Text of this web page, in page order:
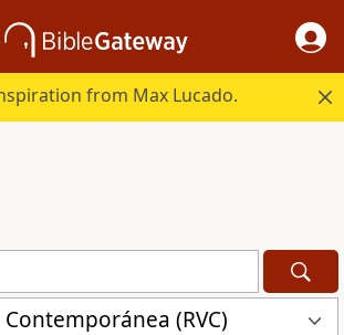
from Max Lucado.
(RVC)